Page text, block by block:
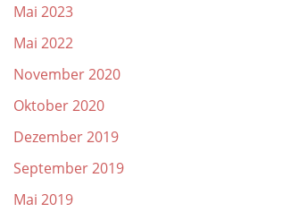
Mai 2023
Mai 2022
November 2020
Oktober 2020
Dezember 2019
September 2019
Mai 2019